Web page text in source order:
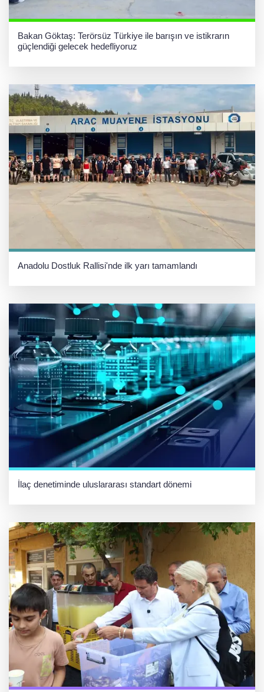
Bakan Göktaş: Terörsüz Türkiye ile barışın ve istikrarın
güçlendiği gelecek hedefliyoruz
Anadolu Dostluk Rallisi'nde ilk yarı tamamlandı
İlaç denetiminde uluslararası standart dönemi